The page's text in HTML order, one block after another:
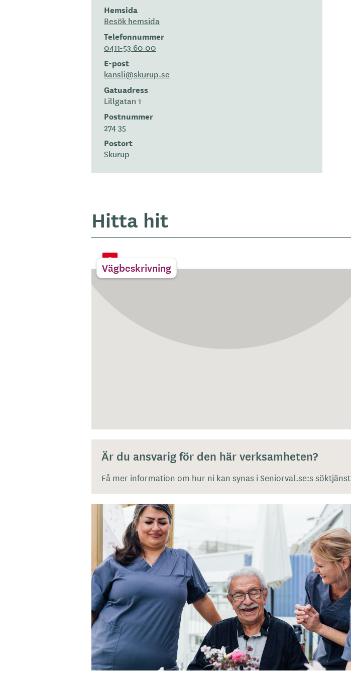
Hemsida
Besök hemsida
Telefonnummer
0411-53 60 00
E-post
kansli@skurup.se
Gatuadress
Lillgatan 1
Postnummer
274 35
Postort
Skurup
Hitta hit
Vägbeskrivning
Är du ansvarig för den här verksamheten?
Få mer information om hur ni kan synas i Seniorval.se:s söktjänst